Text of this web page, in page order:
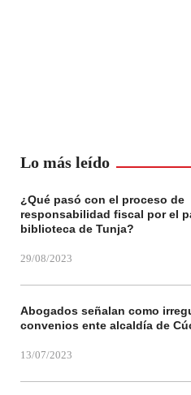
Lo más leído
¿Qué pasó con el proceso de
responsabilidad fiscal por el
biblioteca de Tunja?
29/08/2023
Abogados señalan como
convenios ente alcaldía de
13/07/2023